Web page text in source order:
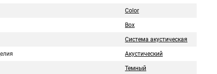
Color
Box
Система акустическая
Акустический
Темный